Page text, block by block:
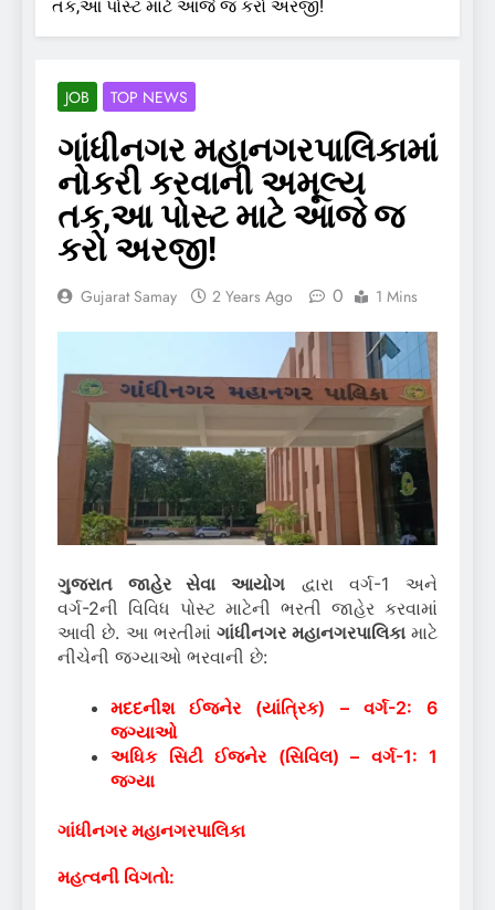
તક,આ પોસ્ટ માટે આજે જ કરો અરજી!
JOB TOP NEWS
ગાંધીનગર મહાનગરપાલિકામાં
નોકરી કરવાની અમૂલ્ય
તક,આ પોસ્ટ માટે આજે જ
કરો અરજી!
Gujarat Samay 2 Years Ago 0 1 Mins
ગુજરાત જાહેર સેવા આયોગ દ્વારા વર્ગ-1 અને
વર્ગ-2ની વિવિધ પોસ્ટ માટેની ભરતી જાહેર કરવામાં
આવી છે. આ ભરતીમાંગાંધીનગર મહાનગરપાલિકામાટે
નીચેની જગ્યાઓ ભરવાની છે:
મદદનીશ ઈજનેર (યાંત્રિક) – વર્ગ-2: 6
જગ્યાઓ
અધિક સિટી ઈજનેર (સિવિલ) – વર્ગ-1: 1
જગ્યા
ગાંધીનગર મહાનગરપાલિકા
મહત્વની વિગતો: